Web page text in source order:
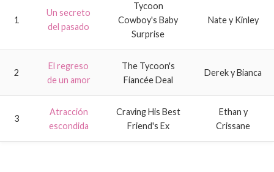
1
Un secreto
del pasado
Tycoon
Cowboy's Baby
Surprise
Nate y Kinley
2
El regreso
de un amor
The Tycoon's
Fiancée Deal
Derek y Bianca
3
Atracción
escondida
Craving His Best
Friend's Ex
Ethan y
Crissane